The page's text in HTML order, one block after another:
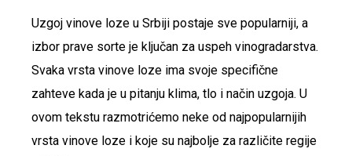
Uzgoj vinove loze u Srbiji postaje sve popularniji, a
izbor prave sorte je ključan za uspeh vinogradarstva.
Svaka vrsta vinove loze ima svoje specifične
zahteve kada je u pitanju klima, tlo i način uzgoja. U
ovom tekstu razmotrićemo neke od najpopularnijih
vrsta vinove loze i koje su najbolje za različite regije